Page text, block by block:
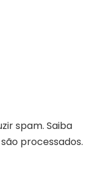
spam. Saiba
processados.